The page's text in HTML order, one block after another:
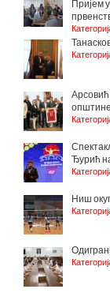
Пријем
Арсовић
Ђурић
Ниш